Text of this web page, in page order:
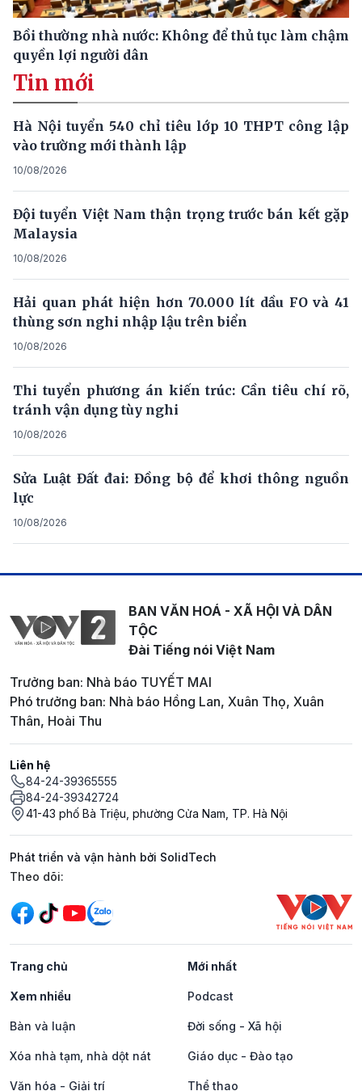
Bồi thường nhà nước: Không để thủ tục làm chậm
quyền lợi người dân
Tin mới
Hà Nội tuyển 540 chỉ tiêu lớp 10 THPT công lập
vào trường mới thành lập
10/08/2026
Đội tuyển Việt Nam thận trọng trước bán kết gặp
Malaysia
10/08/2026
Hải quan phát hiện hơn 70.000 lít dầu FO và 41
thùng sơn nghi nhập lậu trên biển
10/08/2026
Thi tuyển phương án kiến trúc: Cần tiêu chí rõ,
tránh vận dụng tùy nghi
10/08/2026
Sửa Luật Đất đai: Đồng bộ để khơi thông nguồn
lực
10/08/2026
BAN VĂN HOÁ - XÃ HỘI VÀ DÂN
TỘC
Đài Tiếng nói Việt Nam
Trưởng ban: Nhà báo TUYẾT MAI
Phó trưởng ban: Nhà báo Hồng Lan, Xuân Thọ, Xuân
Thân, Hoài Thu
Liên hệ
84-24-39365555
84-24-39342724
41-43 phố Bà Triệu, phường Cửa Nam, TP. Hà Nội
Phát triển và vận hành bởi SolidTech
Mạng xã hội
Theo dõi:
Trang chủ Mới nhất
Xem nhiều Podcast
Bàn và luận Đời sống - Xã hội
Xóa nhà tạm, nhà dột nát Giáo dục - Đào tạo
Văn hóa - Giải trí Thể thao